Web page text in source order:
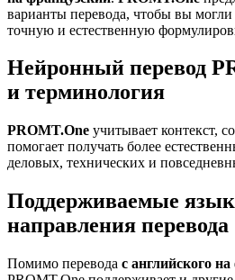
варианты перевода, чтобы вы могли
точную и естественную
Нейронный перевод
и терминология
PROMT.One учитывает контекст,
помогает получать более
деловых, технических и
Поддерживаемые
направления перевода
Помимо перевода с английского